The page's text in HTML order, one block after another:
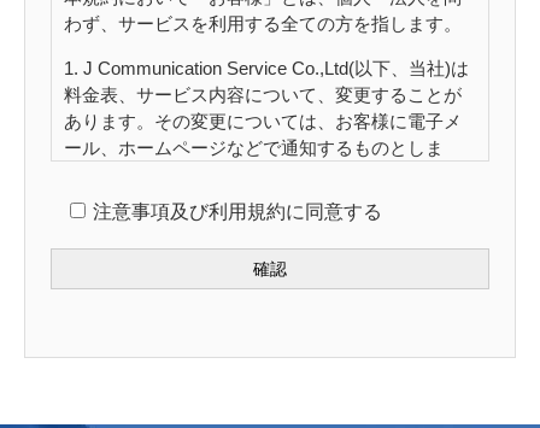
わず、サービスを利用する全ての方を指します。
1. J Communication Service Co.,Ltd(以下、当社)は
料金表、サービス内容について、変更することが
あります。その変更については、お客様に電子メ
ール、ホームページなどで通知するものとしま
変更に対する意見表明がなければ、変更は承認さ
れたものとします。
2. 契約はお客様がお申込みになった時点の条件で
注意事項及び利用規約に同意する